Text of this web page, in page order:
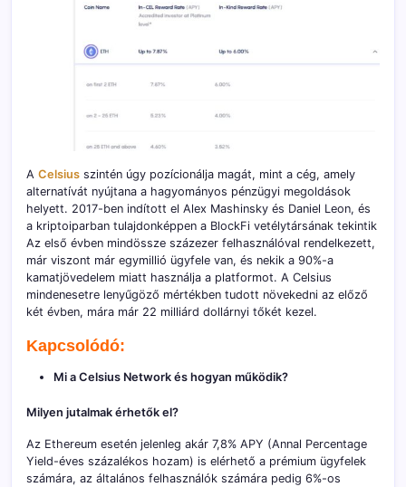
A Celsius szintén úgy pozícionálja magát, mint a cég, amely
alternatívát nyújtana a hagyományos pénzügyi megoldások
helyett. 2017-ben indított el Alex Mashinsky és Daniel Leon, és
a kriptoiparban tulajdonképpen a BlockFi vetélytársának tekintik
Az első évben mindössze százezer felhasználóval rendelkezett,
már viszont már egymillió ügyfele van, és nekik a 90%-a
kamatjövedelem miatt használja a platformot. A Celsius
mindenesetre lenyűgöző mértékben tudott növekedni az előző
két évben, mára már 22 milliárd dollárnyi tőkét kezel.
Kapcsolódó:
Mi a Celsius Network és hogyan működik?
Milyen jutalmak érhetők el?
Az Ethereum esetén jelenleg akár 7,8% APY (Annal Percentage
Yield-éves százalékos hozam) is elérhető a prémium ügyfelek
számára, az általános felhasználók számára pedig 6%-os